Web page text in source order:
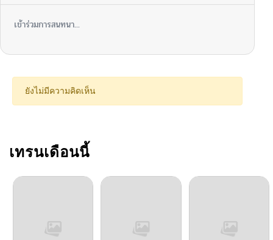
06/04/2026
ตอนที่ 27 06/04/2026
ตอนที่ 25
ตอนที่ 24
เข้าร่วมการสนทนา...
ยังไม่มีความคิดเห็น
เทรนเดือนนี้